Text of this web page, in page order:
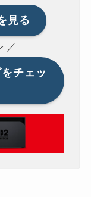
見る
／
チェッ